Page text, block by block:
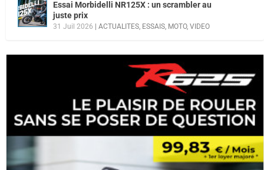
Essai Morbidelli NR125X : un scrambler au
juste prix
31 Juil 2026 | ACTUALITES, ESSAIS, MOTO, VIDEO